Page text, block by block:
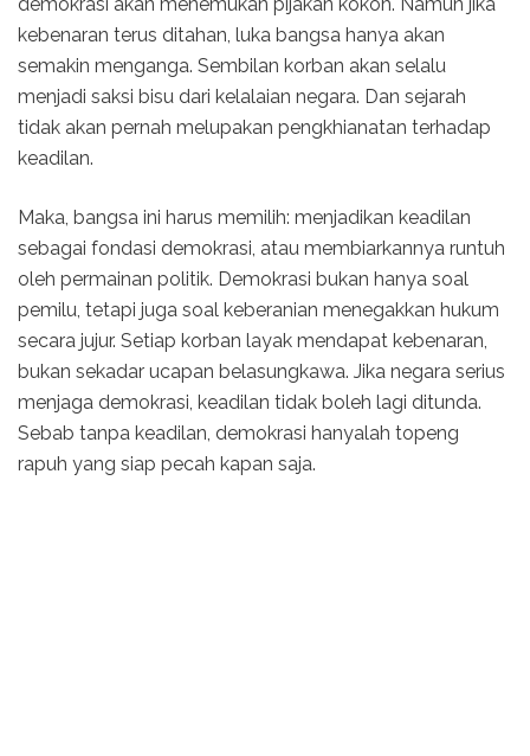
kebenaran terus ditahan, luka bangsa hanya akan
semakin menganga. Sembilan korban akan selalu
menjadi saksi bisu dari kelalaian negara. Dan sejarah
tidak akan pernah melupakan pengkhianatan terhadap
keadilan.
Maka, bangsa ini harus memilih: menjadikan keadilan
sebagai fondasi demokrasi, atau membiarkannya runtuh
oleh permainan politik. Demokrasi bukan hanya soal
pemilu, tetapi juga soal keberanian menegakkan hukum
secara jujur. Setiap korban layak mendapat kebenaran,
bukan sekadar ucapan belasungkawa. Jika negara serius
menjaga demokrasi, keadilan tidak boleh lagi ditunda.
Sebab tanpa keadilan, demokrasi hanyalah topeng
rapuh yang siap pecah kapan saja.